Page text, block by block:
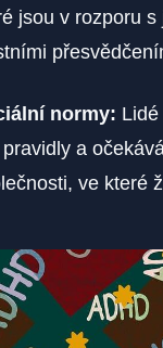
jsou v rozporu s
normy:
a
ve které